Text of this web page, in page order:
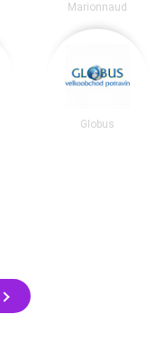
Marionnaud
Globus